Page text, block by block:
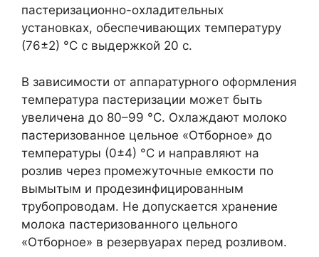
пастеризационно-охладительных
установках, обеспечивающих температуру
(76±2) °С с выдержкой 20 с.
В зависимости от аппаратурного оформления
температура пастеризации может быть
увеличена до 80–99 °С. Охлаждают молоко
пастеризованное цельное «Отборное» до
температуры (0±4) °С и направляют на
розлив через промежуточные емкости по
вымытым и продезинфицированным
трубопроводам. Не допускается хранение
молока пастеризованного цельного
«Отборное» в резервуарах перед розливом.